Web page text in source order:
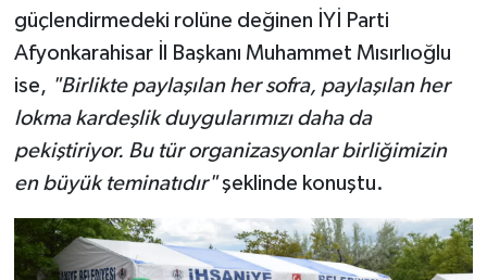
güçlendirmedeki rolüne değinen İYİ Parti
Afyonkarahisar İl Başkanı Muhammet Mısırlıoğlu
ise, "Birlikte paylaşılan her sofra, paylaşılan her
lokma kardeşlik duygularımızı daha da
pekiştiriyor. Bu tür organizasyonlar birliğimizin
en büyük teminatıdır"şeklinde konuştu.